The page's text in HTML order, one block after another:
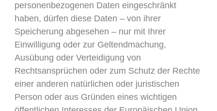
personenbezogenen Daten eingeschränkt
haben, dürfen diese Daten – von ihrer
Speicherung abgesehen – nur mit Ihrer
Einwilligung oder zur Geltendmachung,
Ausübung oder Verteidigung von
Rechtsansprüchen oder zum Schutz der Rechte
einer anderen natürlichen oder juristischen
Person oder aus Gründen eines wichtigen